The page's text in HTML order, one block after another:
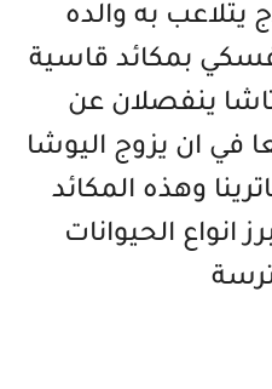
به والده
بمكائد قاسية
ينفصلان عن
ان يزوج اليوشا
وهذه المكائد
انواع الحيوانات